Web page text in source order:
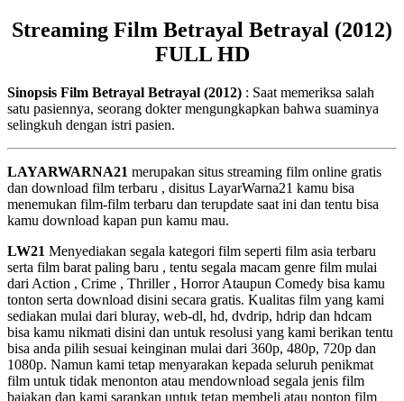
Streaming Film Betrayal Betrayal (2012)
FULL HD
Sinopsis Film Betrayal Betrayal (2012) : Saat memeriksa salah
satu pasiennya, seorang dokter mengungkapkan bahwa suaminya
selingkuh dengan istri pasien.
LAYARWARNA21 merupakan situs streaming film online gratis
dan download film terbaru , disitus LayarWarna21 kamu bisa
menemukan film-film terbaru dan terupdate saat ini dan tentu bisa
kamu download kapan pun kamu mau.
LW21 Menyediakan segala kategori film seperti film asia terbaru
serta film barat paling baru , tentu segala macam genre film mulai
dari Action , Crime , Thriller , Horror Ataupun Comedy bisa kamu
tonton serta download disini secara gratis. Kualitas film yang kami
sediakan mulai dari bluray, web-dl, hd, dvdrip, hdrip dan hdcam
bisa kamu nikmati disini dan untuk resolusi yang kami berikan tentu
bisa anda pilih sesuai keinginan mulai dari 360p, 480p, 720p dan
1080p. Namun kami tetap menyarakan kepada seluruh penikmat
film untuk tidak menonton atau mendownload segala jenis film
bajakan dan kami sarankan untuk tetap membeli atau nonton film